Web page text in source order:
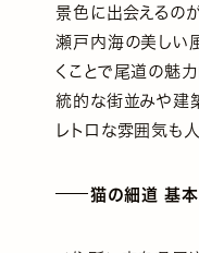
景色に出会えるの
瀬戸内海の美しい
くことで尾道の魅
統的な街並みや建
レトロな雰囲気も
猫の細道 基